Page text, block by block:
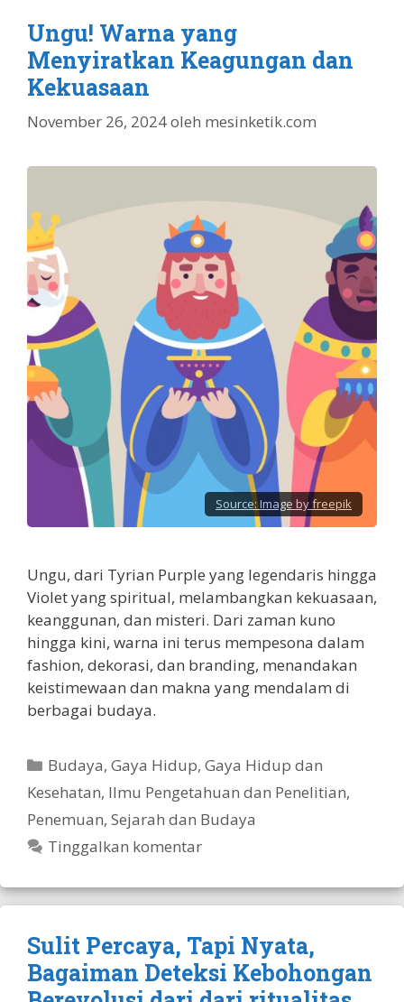
Ungu! Warna yang
Menyiratkan Keagungan dan
Kekuasaan
November 26, 2024oleh mesinketik.com
Source:Image by freepik
Ungu, dari Tyrian Purple yang legendaris hingga
Violet yang spiritual, melambangkan kekuasaan,
keanggunan, dan misteri. Dari zaman kuno
hingga kini, warna ini terus mempesona dalam
fashion, dekorasi, dan branding, menandakan
keistimewaan dan makna yang mendalam di
berbagai budaya.
Kategori
Budaya,Gaya Hidup,Gaya Hidup dan
Kesehatan, Ilmu Pengetahuan dan Penelitian,
Penemuan, Sejarah dan Budaya
Tinggalkan komentar
Sulit Percaya, Tapi Nyata,
Bagaiman Deteksi Kebohongan